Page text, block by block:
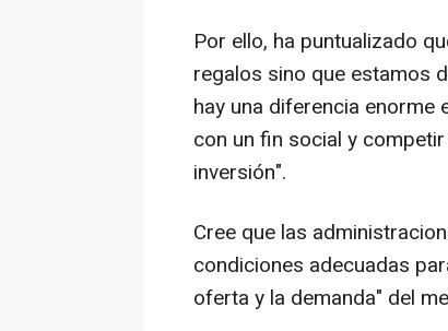
Por ello, ha puntualizado
regalos sino que estamos
hay una diferencia enorme
con un fin social y
inversión".
Cree que las
condiciones adecuadas
oferta y la demanda" del